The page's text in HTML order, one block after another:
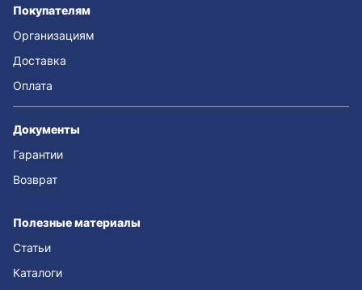
Покупателям
Организациям
Доставка
Оплата
Документы
Гарантии
Возврат
Полезные материалы
Статьи
Каталоги